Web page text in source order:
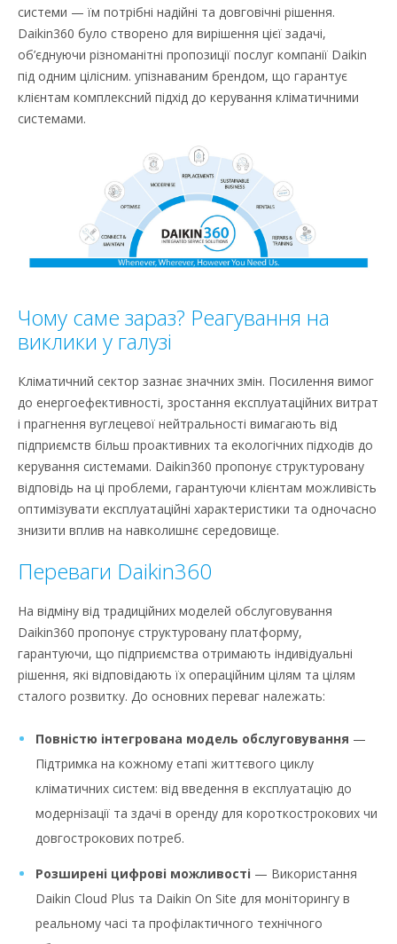
системи — їм потрібні надійні та довговічні рішення.
Daikin360 було створено для вирішення цієї задачі,
об’єднуючи різноманітні пропозиції послуг компанії Daikin
під одним цілісним. упізнаваним брендом, що гарантує
клієнтам комплексний підхід до керування кліматичними
системами.
Чому саме зараз? Реагування на
виклики у галузі
Кліматичний сектор зазнає значних змін. Посилення вимог
до енергоефективності, зростання експлуатаційних витрат
і прагнення вуглецевої нейтральності вимагають від
підприємств більш проактивних та екологічних підходів до
керування системами. Daikin360 пропонує структуровану
відповідь на ці проблеми, гарантуючи клієнтам можливість
оптимізувати експлуатаційні характеристики та одночасно
знизити вплив на навколишнє середовище.
Переваги Daikin360
На відміну від традиційних моделей обслуговування
Daikin360 пропонує структуровану платформу,
гарантуючи, що підприємства отримають індивідуальні
рішення, які відповідають їх операційним цілям та цілям
сталого розвитку. До основних переваг належать:
Повністю інтегрована модель обслуговування —
Підтримка на кожному етапі життєвого циклу
кліматичних систем: від введення в експлуатацію до
модернізації та здачі в оренду для короткострокових чи
довгострокових потреб.
Розширені цифрові можливості — Використання
Daikin Cloud Plus та Daikin On Site для моніторингу в
реальному часі та профілактичного технічного